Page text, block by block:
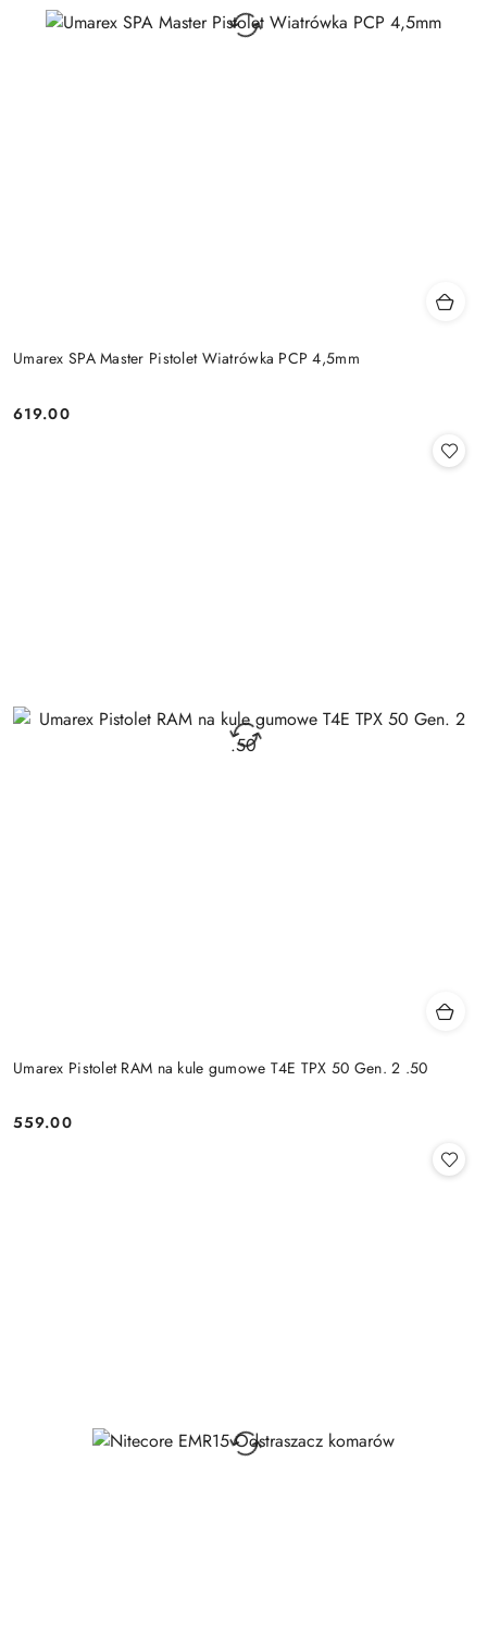
Umarex SPA Master Pistolet Wiatrówka PCP 4,5mm
Cena:
619.00
Umarex Pistolet RAM na kule gumowe T4E TPX 50 Gen. 2 .50
Cena:
559.00